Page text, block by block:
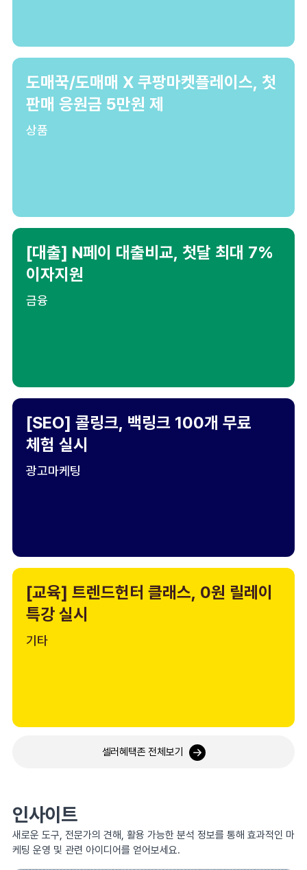
도매꾹/도매매 X 쿠팡마켓플레이스, 첫
판매 응원금 5만원 제
상품
[대출] N페이 대출비교, 첫달 최대 7%
이자지원
금융
[SEO] 콜링크, 백링크 100개 무료
체험 실시
광고마케팅
[교육] 트렌드헌터 클래스, 0원 릴레이
특강 실시
기타
셀러혜택존 전체보기
인사이트
새로운 도구, 전문가의 견해, 활용 가능한 분석 정보를 통해 효과적인 마
케팅 운영 및 관련 아이디어를 얻어보세요.